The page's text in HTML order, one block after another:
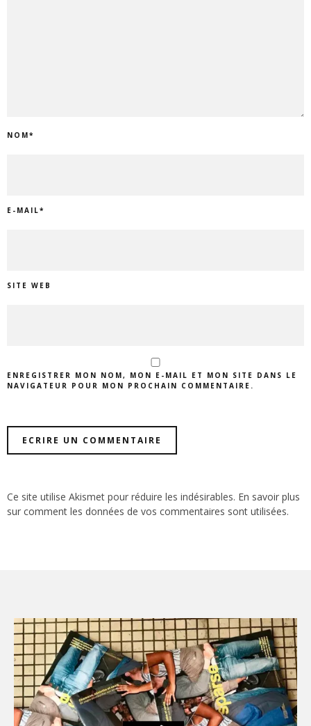
NOM*
E-MAIL*
SITE WEB
ENREGISTRER MON NOM, MON E-MAIL ET MON SITE DANS LE
NAVIGATEUR POUR MON PROCHAIN COMMENTAIRE.
Ce site utilise Akismet pour réduire les indésirables. En savoir plus
sur comment les données de vos commentaires sont utilisées.